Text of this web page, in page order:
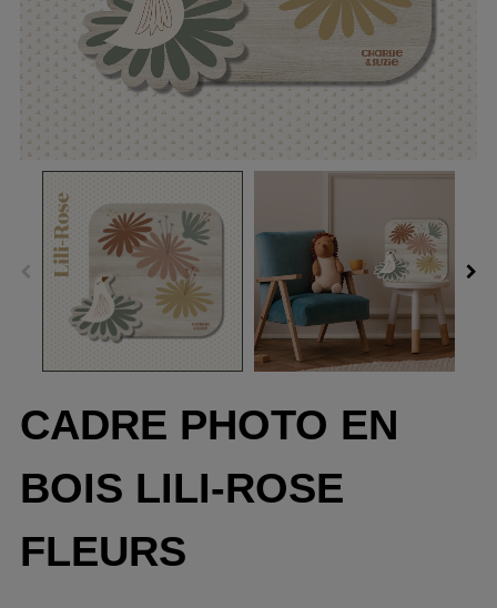
CADRE PHOTO EN
BOIS LILI-ROSE
FLEURS